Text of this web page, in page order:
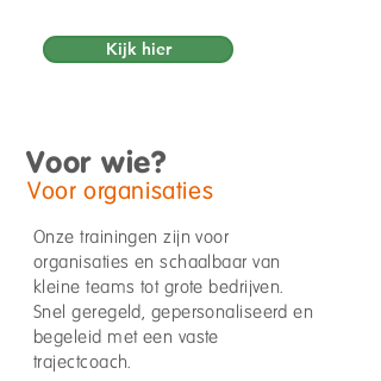
Kijk hier
Voor wie?
Voor organisaties
Onze trainingen zijn voor
organisaties en schaalbaar van
kleine teams tot grote bedrijven.
Snel geregeld, gepersonaliseerd en
begeleid met een vaste
trajectcoach.